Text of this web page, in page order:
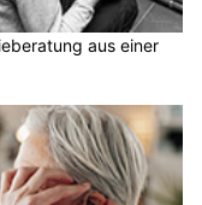
aus einer